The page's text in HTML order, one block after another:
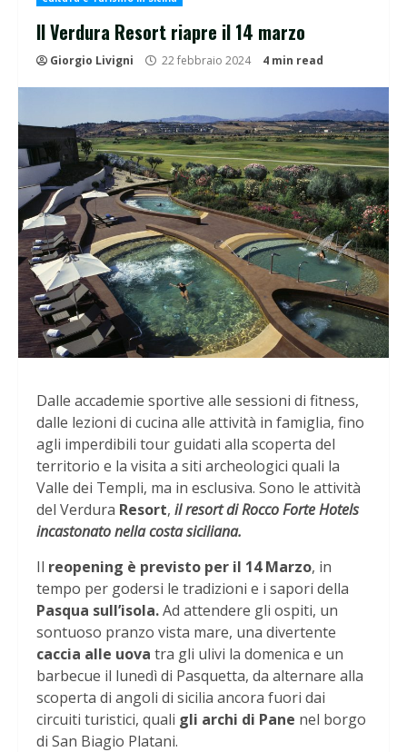
Il Verdura Resort riapre il 14 marzo
Giorgio Livigni 22 febbraio 2024 4 min read
Dalle accademie sportive alle sessioni di fitness,
dalle lezioni di cucina alle attività in famiglia, fino
agli imperdibili tour guidati alla scoperta del
territorio e la visita a siti archeologici quali la
Valle dei Templi, ma in esclusiva. Sono le attività
del Verdura Resort, il resort di Rocco Forte Hotels
incastonato nella costa siciliana.
Il reopening è previsto per il 14 Marzo, in
tempo per godersi le tradizioni e i sapori della
Pasqua sull’isola.Ad attendere gli ospiti, un
sontuoso pranzo vista mare, una divertente
caccia alle uova tra gli ulivi la domenica e un
barbecue il lunedì di Pasquetta, da alternare alla
scoperta di angoli di sicilia ancora fuori dai
circuiti turistici, quali gli archi di Pane nel borgo
di San Biagio Platani.